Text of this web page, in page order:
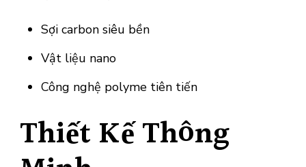
Sợi carbon siêu bền
Vật liệu nano
Công nghệ polyme tiên tiến
Thiết Kế Thông